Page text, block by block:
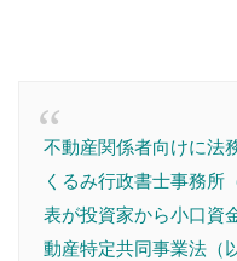
不動産関係者向けに法
くるみ行政書士事務所
表が投資家から小口資
動産特定共同事業法（